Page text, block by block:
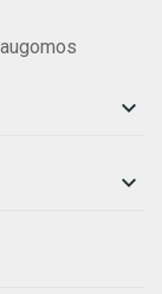

